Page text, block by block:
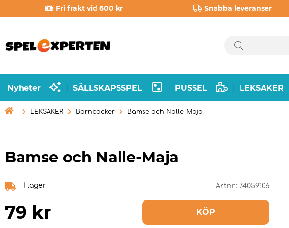
Fri frakt vid 600 kr Snabba leveranser
Nyheter SÄLLSKAPSSPEL PUSSEL LEKSAKER
 LEKSAKER Barnböcker Bamse och Nalle-Maja
Bamse och Nalle-Maja
I lager Artnr: 74059106
79 kr KÖP